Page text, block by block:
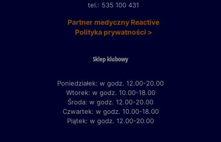
tel.: 535 100 431
Partner medyczny Reactive
Polityka prywatności >
Sklep klubowy
Poniedziałek: w godz. 12.00-20.00
Wtorek: w godz. 10.00-18.00
Środa: w godz. 12.00-20.00
Czwartek: w godz. 10.00-18.00
Piątek: w godz. 12.00-20.00